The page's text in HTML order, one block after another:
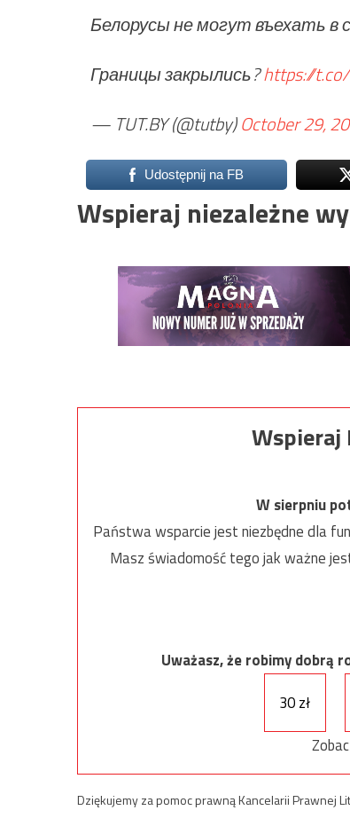
Белорусы не могут въехать в
Границы закрылись?https://
— TUT.BY (@tutby)October 29,
Udostępnij na FB
Wspieraj niezależne
Wspieraj
W sierpniu
Państwa wsparcie jest niezbędne dla
Masz świadomość tego jak ważne
Uważasz, że robimy dobrą
30 zł
Dziękujemy za pomoc prawną Kancelarii Prawnej